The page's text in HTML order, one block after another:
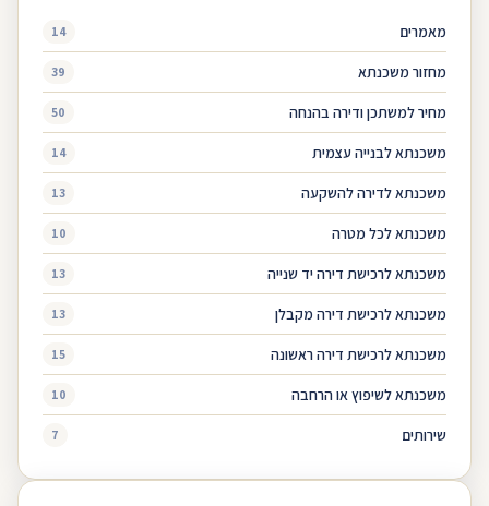
מאמרים 14
מחזור משכנתא 39
מחיר למשתכן ודירה בהנחה 50
משכנתא לבנייה עצמית 14
משכנתא לדירה להשקעה 13
משכנתא לכל מטרה 10
משכנתא לרכישת דירה יד שנייה 13
משכנתא לרכישת דירה מקבלן 13
משכנתא לרכישת דירה ראשונה 15
משכנתא לשיפוץ או הרחבה 10
שירותים 7